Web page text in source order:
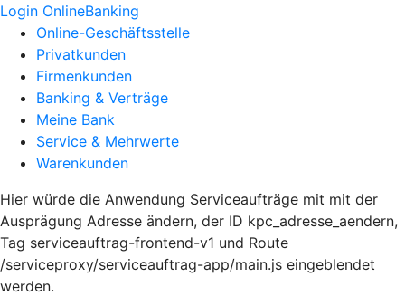
Login OnlineBanking
Online-Geschäftsstelle
Privatkunden
Firmenkunden
Banking & Verträge
Meine Bank
Service & Mehrwerte
Warenkunden
Hier würde die Anwendung Serviceaufträge mit mit der
Ausprägung Adresse ändern, der ID kpc_adresse_aendern,
Tag serviceauftrag-frontend-v1 und Route
/serviceproxy/serviceauftrag-app/main.js eingeblendet
werden.